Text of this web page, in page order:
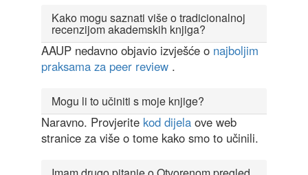
Kako mogu saznati više o tradicionalnoj
recenzijom akademskih knjiga?
AAUP nedavno objavio izvješće o najboljim
praksama za peer review .
Mogu li to učiniti s moje knjige?
Naravno. Provjerite kod dijela ove web
stranice za više o tome kako smo to učinili.